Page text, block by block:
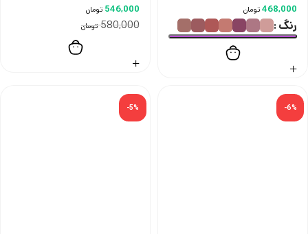
468,000تومان
رنگ 580,000 تومان
546,000 تومان
-6%
-5%